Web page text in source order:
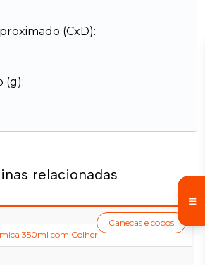
(CxD):
(g):
relacionadas
Canecas e copos